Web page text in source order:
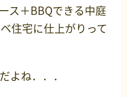
ス＋BBQできる中庭
住宅に仕上がりって
よね．．．